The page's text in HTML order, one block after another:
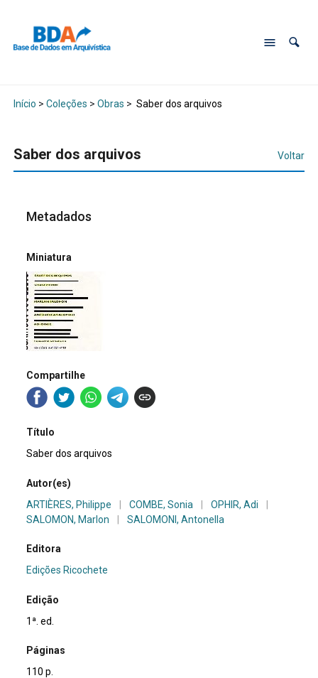
Início > Coleções > Obras > Saber dos arquivos
Saber dos arquivos Voltar
Metadados
Miniatura
Compartilhe
Título
Saber dos arquivos
Autor(es)
ARTIÈRES, Philippe
COMBE, Sonia OPHIR, Adi
SALOMON, Marlon
SALOMONI, Antonella
Editora
Edições Ricochete
Edição
1ª. ed.
Páginas
110 p.